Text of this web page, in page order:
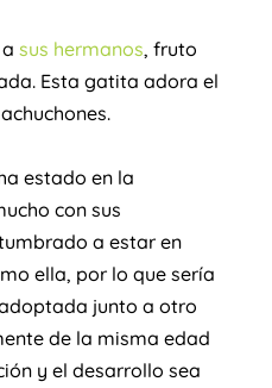
sus hermanos, fruto
Esta gatita adora el
estado en la
con sus
a estar en
ella, por lo que sería
junto a otro
de la misma edad
y el desarrollo sea